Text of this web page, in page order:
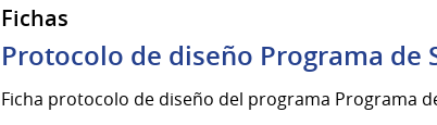
Fichas
Protocolo de diseño Programa de
Ficha protocolo de diseño del programa Programa